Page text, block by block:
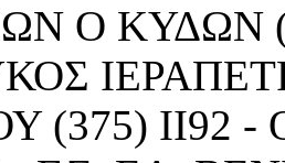
Ο ΚΥΔΩΝ
(375)